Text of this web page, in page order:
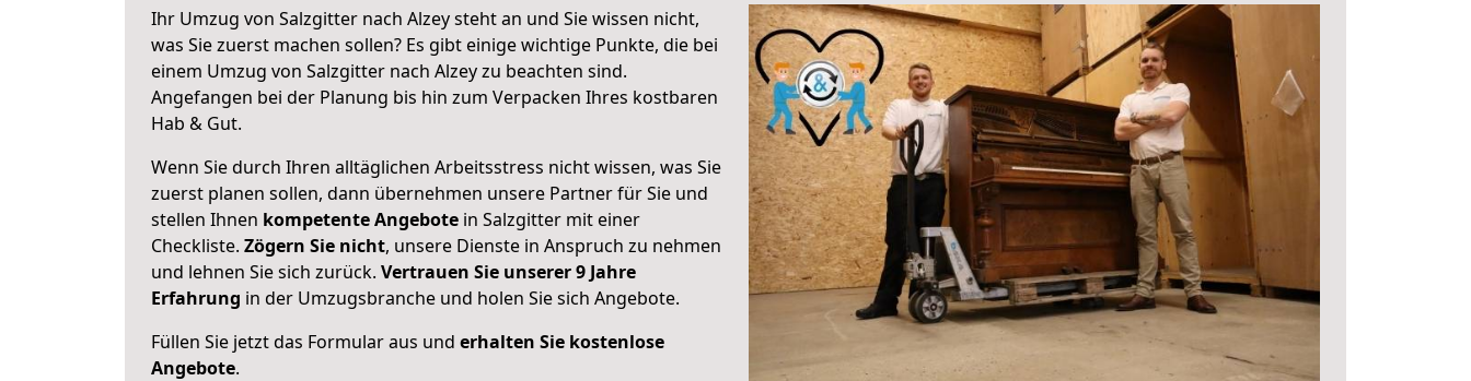
Ihr Umzug von Salzgitter nach Alzey steht an und Sie wissen nicht,
was Sie zuerst machen sollen? Es gibt einige wichtige Punkte, die bei
einem Umzug von Salzgitter nach Alzey zu beachten sind.
Angefangen bei der Planung bis hin zum Verpacken Ihres kostbaren
Hab & Gut.
Wenn Sie durch Ihren alltäglichen Arbeitsstress nicht wissen, was Sie
zuerst planen sollen, dann übernehmen unsere Partner für Sie und
stellen Ihnen kompetente Angebote in Salzgitter mit einer
Checkliste. Zögern Sie nicht, unsere Dienste in Anspruch zu nehmen
und lehnen Sie sich zurück. Vertrauen Sie unserer 9 Jahre
Erfahrung in der Umzugsbranche und holen Sie sich Angebote.
Füllen Sie jetzt das Formular aus und erhalten Sie kostenlose
Angebote.